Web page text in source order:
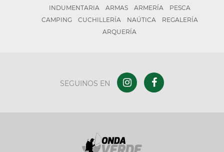
INDUMENTARIA ARMAS ARMERÍA
PESCA
CAMPING
CUCHILLERÍA NAÚTICA
REGALERÍA
ARQUERÍA
SEGUINOS EN